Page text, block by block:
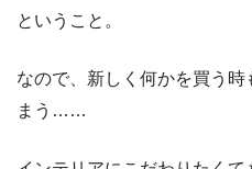
ということ。
なので、新しく何かを買う
まう……